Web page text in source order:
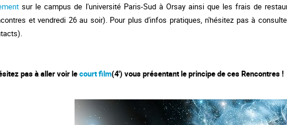
sur le campus de l'universitéParis-Sud à Orsay ainsi que les frais de
et vendredi 26 au soir). Pour plus d'infos pratiques, n'hésitez pas à
sitez pasàaller voir lecourt film(4') vous présentant le principe de ces Rencontres !